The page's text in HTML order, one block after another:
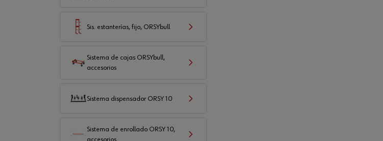
Sis. estanterías, fijo, ORSYbull
Sistema de cajas ORSYbull,
accesorios
Sistema dispensador ORSY 10
Sistema de enrollado ORSY 10,
accesorios